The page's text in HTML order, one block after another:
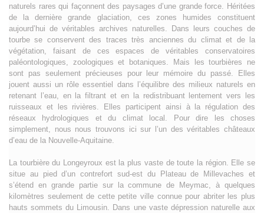
naturels rares qui façonnent des paysages d’une grande force. Héritées
de la dernière grande glaciation, ces zones humides constituent
aujourd’hui de véritables archives naturelles. Dans leurs couches de
tourbe se conservent des traces très anciennes du climat et de la
végétation, faisant de ces espaces de véritables conservatoires
paléontologiques, zoologiques et botaniques. Mais les tourbières ne
sont pas seulement précieuses pour leur mémoire du passé. Elles
jouent aussi un rôle essentiel dans l’équilibre des milieux naturels en
retenant l’eau, en la filtrant et en la redistribuant lentement vers les
ruisseaux et les rivières. Elles participent ainsi à la régulation des
réseaux hydrologiques et du climat local. Pour dire les choses
simplement, nous nous trouvons ici sur l’un des véritables châteaux
d’eau de la Nouvelle-Aquitaine.
La tourbière du Longeyroux est la plus vaste de toute la région. Elle se
situe au pied d’un contrefort sud-est du Plateau de Millevaches et
s’étend en grande partie sur la commune de Meymac, à quelques
kilomètres seulement de cette petite ville connue pour abriter les plus
hauts sommets du Limousin. Dans une vaste dépression naturelle aux